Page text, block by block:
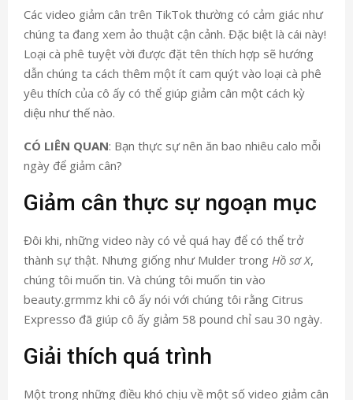
Các video giảm cân trên TikTok thường có cảm giác như
chúng ta đang xem ảo thuật cận cảnh. Đặc biệt là cái này!
Loại cà phê tuyệt vời được đặt tên thích hợp sẽ hướng
dẫn chúng ta cách thêm một ít cam quýt vào loại cà phê
yêu thích của cô ấy có thể giúp giảm cân một cách kỳ
diệu như thế nào.
CÓ LIÊN QUAN: Bạn thực sự nên ăn bao nhiêu calo mỗi
ngày để giảm cân?
Giảm cân thực sự ngoạn mục
Đôi khi, những video này có vẻ quá hay để có thể trở
thành sự thật. Nhưng giống như Mulder trong Hồ sơ X,
chúng tôi muốn tin. Và chúng tôi muốn tin vào
beauty.grmmz khi cô ấy nói với chúng tôi rằng Citrus
Expresso đã giúp cô ấy giảm 58 pound chỉ sau 30 ngày.
Giải thích quá trình
Một trong những điều khó chịu về một số video giảm cân